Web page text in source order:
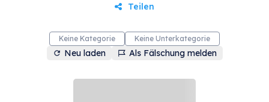
Teilen
Keine Kategorie Keine Unterkategorie
Neu laden Als Fälschung melden